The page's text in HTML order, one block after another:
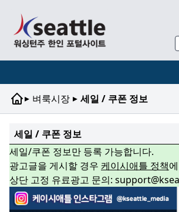
▸ 벼룩시장 ▸ 세일 / 쿠폰 정보
세일 / 쿠폰 정보
세일/쿠폰 정보만 등록 가능합니다.
광고글을 게시할 경우 케이시애틀 정책
상단 고정 유료광고 문의: